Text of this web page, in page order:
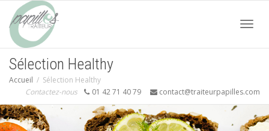
Sélection Healthy
Accueil
Sélection Healthy
Contactez-nous
01 42 71 40 79 contact@traiteurpapilles.com